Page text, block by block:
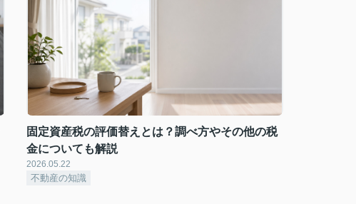
固定資産税の評価替えとは？調べ方やその他の税
金についても解説
2026.05.22
不動産の知識